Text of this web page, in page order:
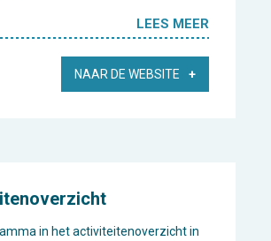
LEES MEER
NAAR DE WEBSITE
in het activiteitenoverzicht in